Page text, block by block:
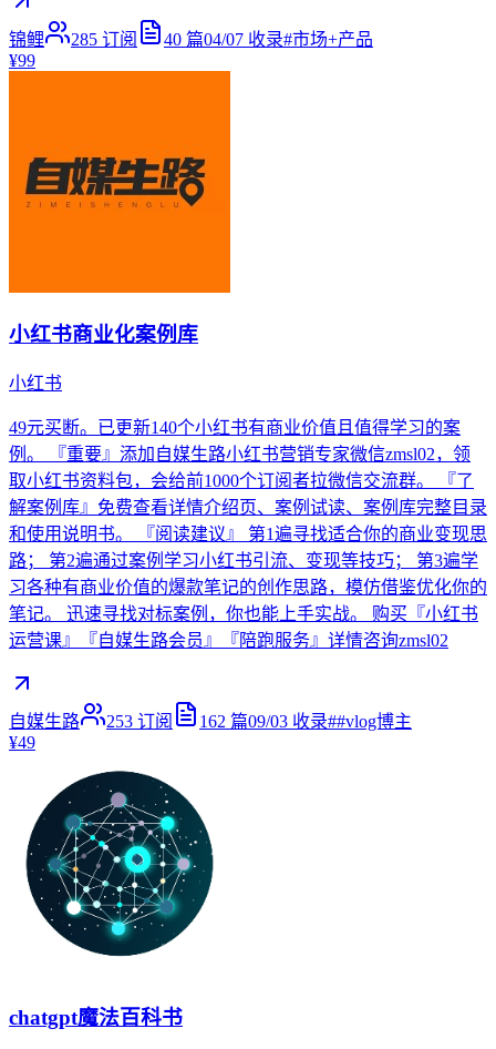
锦鲤 285 订阅 40 篇04/07 收录#市场+产品
¥99
小红书商业化案例库
小红书
49元买断。已更新140个小红书有商业价值且值得学习的案
例。 『重要』添加自媒生路小红书营销专家微信zmsl02，领
取小红书资料包，会给前1000个订阅者拉微信交流群。 『了
解案例库』免费查看详情介绍页、案例试读、案例库完整目录
和使用说明书。 『阅读建议』 第1遍寻找适合你的商业变现思
路； 第2遍通过案例学习小红书引流、变现等技巧； 第3遍学
习各种有商业价值的爆款笔记的创作思路，模仿借鉴优化你的
笔记。 迅速寻找对标案例，你也能上手实战。 购买『小红书
运营课』『自媒生路会员』『陪跑服务』详情咨询zmsl02
自媒生路 253 订阅 162 篇09/03 收录##vlog博主
¥49
chatgpt魔法百科书